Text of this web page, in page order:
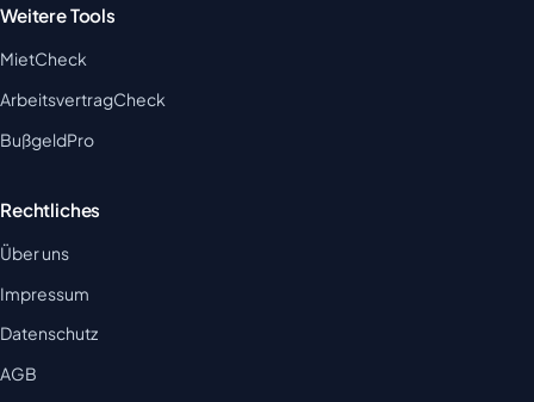
Weitere Tools
MietCheck
ArbeitsvertragCheck
BußgeldPro
Rechtliches
Über uns
Impressum
Datenschutz
AGB